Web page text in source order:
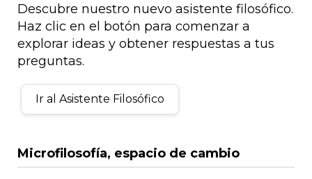
Descubre nuestro nuevo asistente filosófico.
Haz clic en el botón para comenzar a
explorar ideas y obtener respuestas a tus
preguntas.
Ir al Asistente Filosófico
Microfilosofía, espacio de cambio